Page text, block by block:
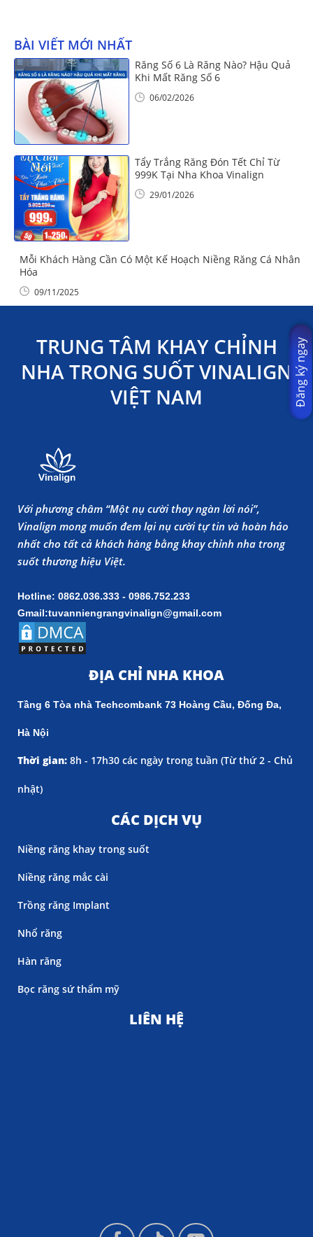
BÀI VIẾT MỚI NHẤT
Răng Số 6 Là Răng Nào? Hậu Quả
Khi Mất Răng Số 6
06/02/2026
Tẩy Trắng Răng Đón Tết Chỉ Từ
999K Tại Nha Khoa Vinalign
29/01/2026
Mỗi Khách Hàng Cần Có Một Kế Hoạch Niềng Răng Cá Nhân
Hóa
09/11/2025
TRUNG TÂM KHAY CHỈNH
NHA TRONG SUỐT VINALIGN
VIỆT NAM
Với phương châm “Một nụ cười thay ngàn lời nói”,
Vinalign mong muốn đem lại nụ cười tự tin và hoàn hảo
nhất cho tất cả khách hàng bằng khay chỉnh nha trong
suốt thương hiệu Việt.
Hotline: 0862.036.333 - 0986.752.233
Gmail:tuvanniengrangvinalign@gmail.com
ĐỊA CHỈ NHA KHOA
Tầng 6 Tòa nhà Techcombank 73 Hoàng Cầu, Đống Đa,
Hà Nội
Thời gian: 8h - 17h30 các ngày trong tuần (Từ thứ 2 - Chủ
nhật)
CÁC DỊCH VỤ
Niềng răng khay trong suốt
Niềng răng mắc cài
Trồng răng Implant
Nhổ răng
Hàn răng
Bọc răng sứ thẩm mỹ
LIÊN HỆ
Đăng ký ngay